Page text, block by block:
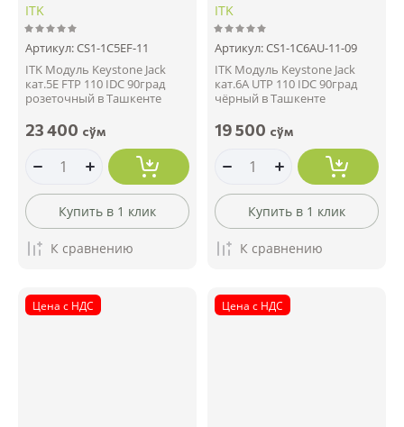
ITK
Артикул:CS1-1C5EF-11
ITK Модуль Keystone Jack
кат.5E FTP 110 IDC 90град
розеточный в Ташкенте
23 400 сўм
Купить в 1 клик
К сравнению
ITK
Артикул:CS1-1C6AU-11-09
ITK Модуль Keystone Jack
кат.6A UTP 110 IDC 90град
чёрный в Ташкенте
19 500 сўм
Купить в 1 клик
К сравнению
Цена с НДС Цена с НДС